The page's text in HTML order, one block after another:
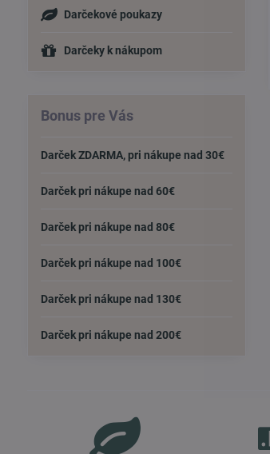
Darčekové poukazy
Darčeky k nákupom
Bonus pre Vás
Darček ZDARMA, pri nákupe nad 30€
Darček pri nákupe nad 60€
Darček pri nákupe nad 80€
Darček pri nákupe nad 100€
Darček pri nákupe nad 130€
Darček pri nákupe nad 200€